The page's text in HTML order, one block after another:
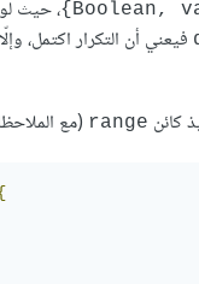
Boolean,
، حيث
فيعني أن التكرار اكتمل،
كائن range (مع